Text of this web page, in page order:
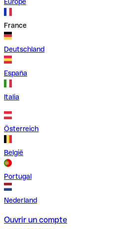
France
Deutschland
España
Italia
Österreich
België
Portugal
Nederland
Ouvrir un compte